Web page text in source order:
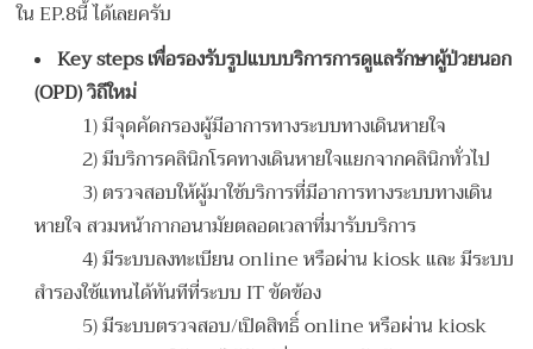
ใน EP.8นี้ ได้เลยครับ
Key steps เพื่อรองรับรูปแบบบริการการดูแลรักษาผู้ป่วยนอก
(OPD) วิถีใหม่
1) มีจุดคัดกรองผู้มีอาการทางระบบทางเดินหายใจ
2) มีบริการคลินิกโรคทางเดินหายใจแยกจากคลินิกทั่วไป
3) ตรวจสอบให้ผู้มาใช้บริการที่มีอาการทางระบบทางเดิน
หายใจ สวมหน้ากากอนามัยตลอดเวลาที่มารับบริการ
4) มีระบบลงทะเบียน online หรือผ่าน kiosk และ มีระบบ
สำรองใช้แทนได้ทันทีที่ระบบ IT ขัดข้อง
5) มีระบบตรวจสอบ/เปิดสิทธิ์ online หรือผ่าน kiosk